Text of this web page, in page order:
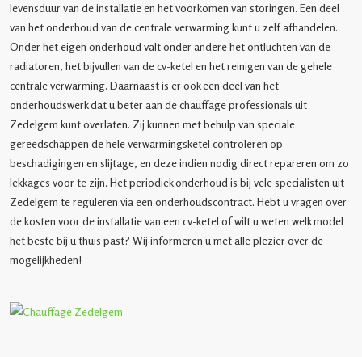
levensduur van de installatie en het voorkomen van storingen. Een deel
van het onderhoud van de centrale verwarming kunt u zelf afhandelen.
Onder het eigen onderhoud valt onder andere het ontluchten van de
radiatoren, het bijvullen van de cv-ketel en het reinigen van de gehele
centrale verwarming. Daarnaast is er ook een deel van het
onderhoudswerk dat u beter aan de chauffage professionals uit
Zedelgem kunt overlaten. Zij kunnen met behulp van speciale
gereedschappen de hele verwarmingsketel controleren op
beschadigingen en slijtage, en deze indien nodig direct repareren om zo
lekkages voor te zijn. Het periodiek onderhoud is bij vele specialisten uit
Zedelgem te reguleren via een onderhoudscontract. Hebt u vragen over
de kosten voor de installatie van een cv-ketel of wilt u weten welk model
het beste bij u thuis past? Wij informeren u met alle plezier over de
mogelijkheden!